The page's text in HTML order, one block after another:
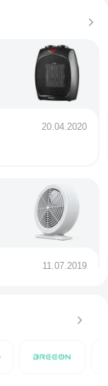
20.04.2020
11.07.2019